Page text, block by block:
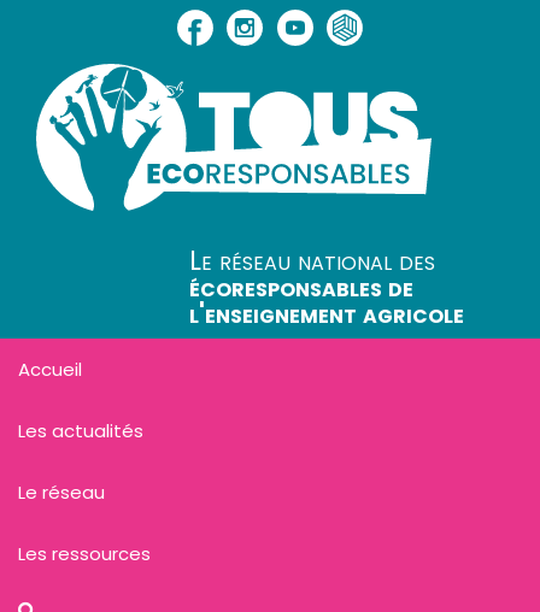
Le réseau national des
écoresponsables de
l'enseignement agricole
Accueil
Les actualités
Le réseau
Les ressources